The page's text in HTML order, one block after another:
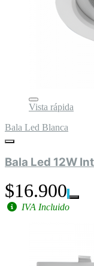
Vista rápida
Bala Led Blanca
Bala Led 12W
$16.900
IVA Incluido